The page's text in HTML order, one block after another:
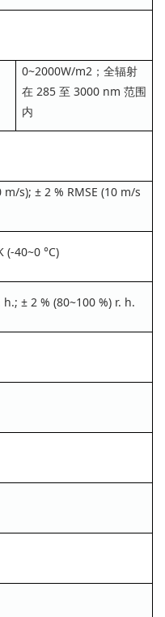
0~2000W/m2；全辐射
在 285 至 3000 nm 范围
内
s); ± 2 % RMSE (10 m/s
(-40~0 °C)
± 2 % (80~100 %) r. h.